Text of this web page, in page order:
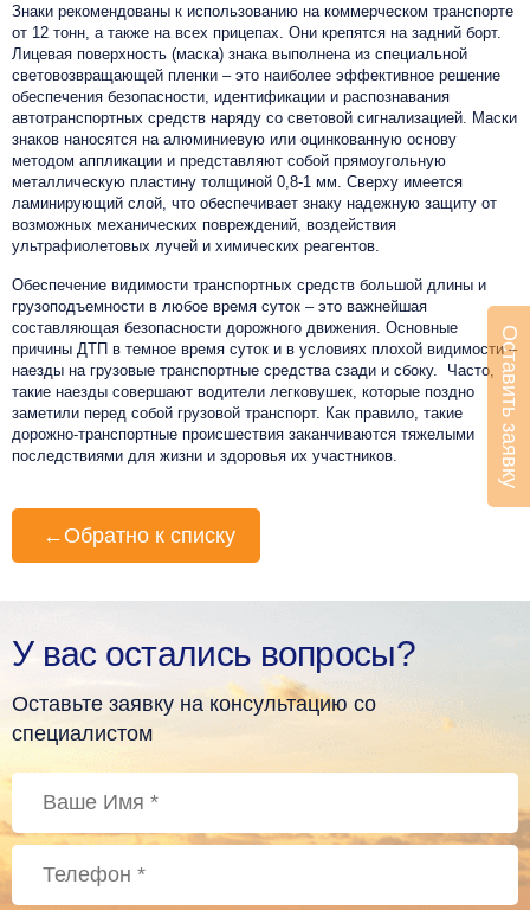
Знаки рекомендованы к использованию на коммерческом транспорте
от 12 тонн, а также на всех прицепах. Они крепятся на задний борт.
Лицевая поверхность (маска) знака выполнена из специальной
световозвращающей пленки – это наиболее эффективное решение
обеспечения безопасности, идентификации и распознавания
автотранспортных средств наряду со световой сигнализацией. Маски
знаков наносятся на алюминиевую или оцинкованную основу
методом аппликации и представляют собой прямоугольную
металлическую пластину толщиной 0,8-1 мм. Сверху имеется
ламинирующий слой, что обеспечивает знаку надежную защиту от
возможных механических повреждений, воздействия
ультрафиолетовых лучей и химических реагентов.
Обеспечение видимости транспортных средств большой длины и
грузоподъемности в любое время суток – это важнейшая
составляющая безопасности дорожного движения. Основные
причины ДТП в темное время суток и в условиях плохой видимости –
наезды на грузовые транспортные средства сзади и сбоку. Часто,
такие наезды совершают водители легковушек, которые поздно
заметили перед собой грузовой транспорт. Как правило, такие
дорожно-транспортные происшествия заканчиваются тяжелыми
последствиями для жизни и здоровья их участников.
← Обратно к списку
У вас остались вопросы?
Оставьте заявку на консультацию со
специалистом
Оставить заявку